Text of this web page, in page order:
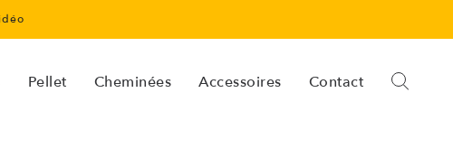
Pellet Cheminées Accessoires Contact